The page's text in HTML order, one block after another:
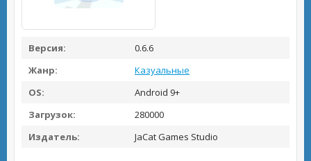
Версия:
0.6.6
Жанр:
Казуальные
OS:
Android 9+
Загрузок:
280000
Издатель:
JaCat Games Studio